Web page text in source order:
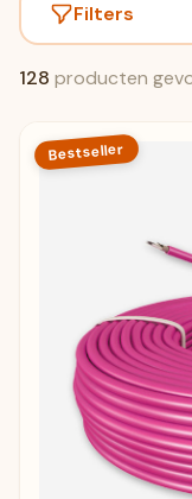
Filters
128 producten
Bestseller